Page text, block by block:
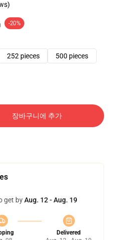
-20%
252 pieces
500 pieces
장바구니에 추가
get byAug. 12 - Aug. 19
Delivered